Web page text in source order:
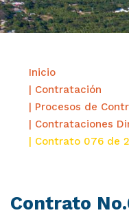
Inicio
| Contratación
| Procesos de
| Contrataciones
| Contrato 076 de
Contrato